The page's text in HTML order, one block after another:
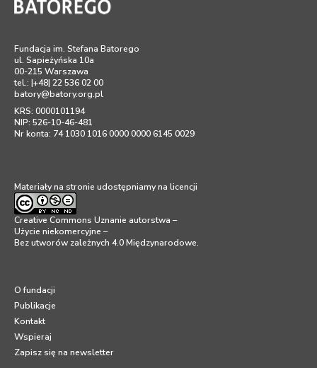
Fundacja im. Stefana Batorego
ul. Sapieżyńska 10a
00-215 Warszawa
tel.: |+48| 22 536 02 00
batory@batory.org.pl
KRS: 0000101194
NIP: 526-10-46-481
Nr konta: 74 1030 1016 0000 0000 6145 0029
Materiały na stronie udostępniamy na licencji
Creative Commons Uznanie autorstwa –
Użycie niekomercyjne –
Bez utworów zależnych 4.0 Międzynarodowe.
O fundacji
Publikacje
Kontakt
Wspieraj
Zapisz się na newsletter